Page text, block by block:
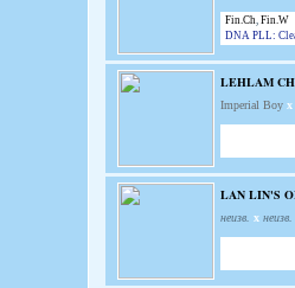
Fin.Ch, Fin.W
DNA PLL:
LEHLAM
Imperial Boy x
LAN LIN'S
неизв. x неизв.